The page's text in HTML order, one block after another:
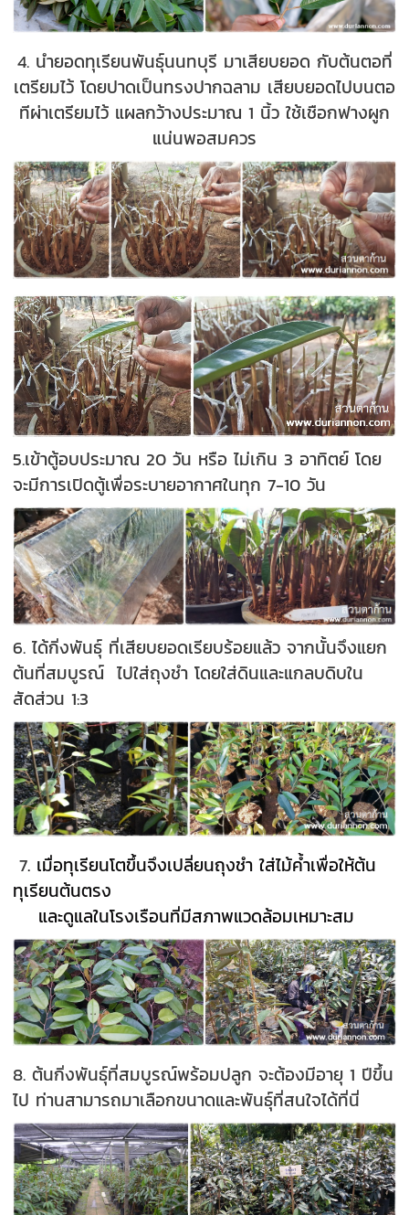
4. นำยอดทุเรียนพันธุ์นนทบุรี มาเสียบยอด กับต้นตอที่
เตรียมไว้ โดยปาดเป็นทรงปากฉลาม เสียบยอดไปบนตอ
ทีผ่าเตรียมไว้ แผลกว้างประมาณ 1 นิ้ว ใช้เชือกฟางผูก
แน่นพอสมควร
5.เข้าตู้อบประมาณ 20 วัน หรือ ไม่เกิน 3 อาทิตย์ โดย
จะมีการเปิดตู้เพื่อระบายอากาศในทุก 7-10 วัน
6. ได้กิ่งพันธุ์ ที่เสียบยอดเรียบร้อยแล้ว จากนั้นจึงแยก
ต้นที่สมบูรณ์ ไปใส่ถุงชำ โดยใส่ดินและแกลบดิบใน
สัดส่วน 1:3
7. เมื่อทุเรียนโตขึ้นจึงเปลี่ยนถุงชำ ใส่ไม้ค้ำเพื่อให้ต้น
ทุเรียนต้นตรง
และดูแลในโรงเรือนที่มีสภาพแวดล้อมเหมาะสม
8. ต้นกิ่งพันธุ์ที่สมบูรณ์พร้อมปลูก จะต้องมีอายุ 1 ปีขึ้น
ไป ท่านสามารถมาเลือกขนาดและพันธุ์ที่สนใจได้ที่นี่